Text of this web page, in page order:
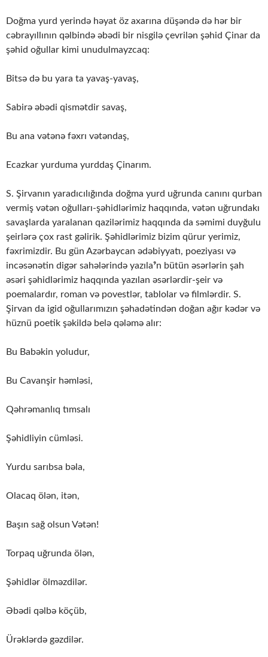
Doğma yurd yerində həyat öz axarına düşəndə də hər bir
cəbrayıllının qəlbində əbədi bir nisgilə çevrilən şəhid Çinar da
şəhid oğullar kimi unudulmayzcaq:
Bitsə də bu yara ta yavaş-yavaş,
Sabirə əbədi qismətdir savaş,
Bu ana vətənə fəxrı vətəndaş,
Ecazkar yurduma yurddaş Çinarım.
S. Şirvanın yaradıcılığında doğma yurd uğrunda canını qurban
vermiş vətən oğulları-şəhidlərimiz haqqında, vətən uğrundakı
savaşlarda yaralanan qazilərimiz haqqında da səmimi duyğulu
şeirlərə çox rast gəlirik. Şəhidlərimiz bizim qürur yerimiz,
fəxrimizdir. Bu gün Azərbaycan ədəbiyyatı, poeziyası və
incəsənətin digər sahələrində yazıla⁹n bütün əsərlərin şah
əsəri şəhidlərimiz haqqında yazılan əsərlərdir-şeir və
poemalardır, roman və povestlər, tablolar və filmlərdir. S.
Şirvan da igid oğullarımızın şəhadətindən doğan ağır kədər və
hüznü poetik şəkildə belə qələmə alır:
Bu Babəkin yoludur,
Bu Cavanşir həmləsi,
Qəhrəmanlıq tımsalı
Şəhidliyin cümləsi.
Yurdu sarıbsa bəla,
Olacaq ölən, itən,
Başın sağ olsun Vətən!
Torpaq uğrunda ölən,
Şəhidlər ölməzdilər.
Əbədi qəlbə köçüb,
Ürəklərdə gəzdilər.